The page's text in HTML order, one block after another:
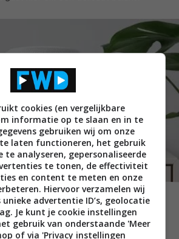
en HomePod Mini
die schoonmaakinstructies
achtergelaten voor zijn slimme
cookies (en vergelijkbare
informatie op te slaan en in te
gebruiken wij om onze
laten functioneren, het gebruik
te analyseren, gepersonaliseerde
te tonen, de effectiviteit
en content te meten en onze
Hiervoor verzamelen wij
unieke advertentie ID’s, geolocatie
Je kunt je cookie instellingen
gebruik van onderstaande 'Meer
of via 'Privacy instellingen